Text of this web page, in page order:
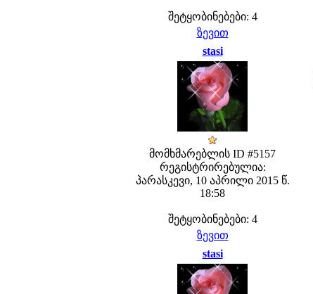
შეტყობინებები: 4
ზევით
stasi
მომხმარებლის ID #5157
რეგისტრირებულია:
პარასკევი, 10 აპრილი 2015 წ.
18:58
შეტყობინებები: 4
ზევით
stasi